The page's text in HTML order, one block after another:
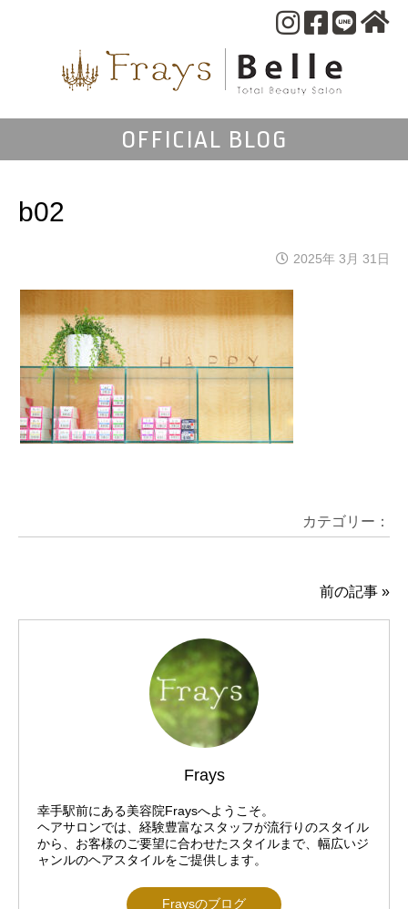
OFFICIAL BLOG
b02
2025年 3月 31日
カテゴリー：
前の記事 »
Frays
幸手駅前にある美容院Fraysへようこそ。
ヘアサロンでは、経験豊富なスタッフが流行りのスタイル
から、お客様のご要望に合わせたスタイルまで、幅広いジ
ャンルのヘアスタイルをご提供します。
Fraysのブログ